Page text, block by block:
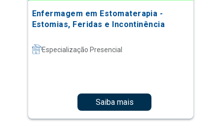
Enfermagem em Estomaterapia -
Estomias, Feridas e Incontinência
Especialização Presencial
Saiba mais